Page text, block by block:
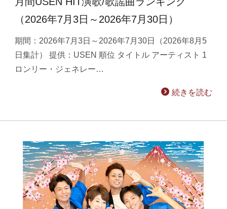
（2026年7月3日～2026年7月30日）
期間：2026年7月3日～2026年7月30日（2026年8月5
日集計） 提供：USEN 順位 タイトル アーティスト 1
ロンリー・ジェネレー…
続きを読む